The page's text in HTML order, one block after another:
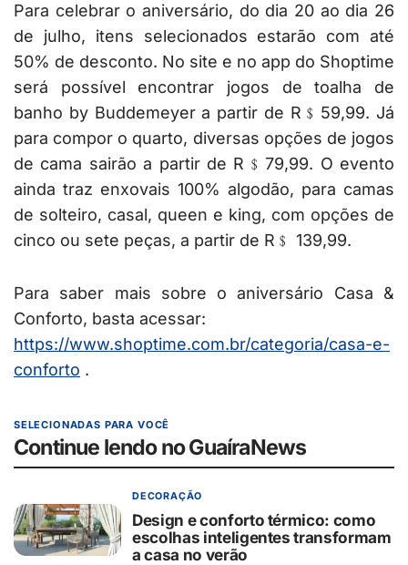
Para celebrar o aniversário, do dia 20 ao dia 26
de julho, itens selecionados estarão com até
50% de desconto. No site e no app do Shoptime
será possível encontrar jogos de toalha de
banho by Buddemeyer a partir de R﹩59,99. Já
para compor o quarto, diversas opções de jogos
de cama sairão a partir de R﹩79,99. O evento
ainda traz enxovais 100% algodão, para camas
de solteiro, casal, queen e king, com opções de
cinco ou sete peças, a partir de R﹩ 139,99.
Para saber mais sobre o aniversário Casa &
Conforto, basta acessar:
https://www.shoptime.com.br/categoria/casa-e-
conforto .
SELECIONADAS PARA VOCÊ
Continue lendo no GuaíraNews
DECORAÇÃO
Design e conforto térmico: como
escolhas inteligentes transformam
a casa no verão